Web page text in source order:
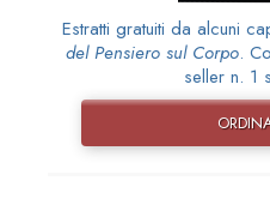
Estratti gratuiti da alcuni
del Pensiero sul Corpo.
seller n. 1